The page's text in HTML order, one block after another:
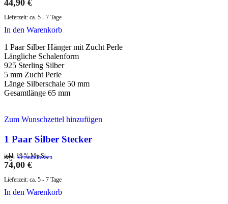
44,90 €
Lieferzeit: ca. 5 - 7 Tage
In den Warenkorb
1 Paar Silber Hänger mit Zucht Perle
Längliche Schalenform
925 Sterling Silber
5 mm Zucht Perle
Länge Silberschale 50 mm
Gesamtlänge 65 mm
Zum Wunschzettel hinzufügen
1 Paar Silber Stecker
inkl. 19 % MwSt.
zzgl. Versandkosten
74,00 €
Lieferzeit: ca. 5 - 7 Tage
In den Warenkorb